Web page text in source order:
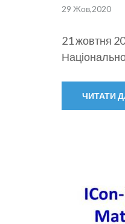
29 Жов,2020
21 жовтня
ЧИТАТИ